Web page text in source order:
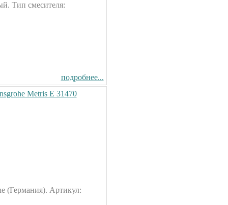
Тип смесителя:
подробнее...
Metris E 31470
(Германия). Артикул: